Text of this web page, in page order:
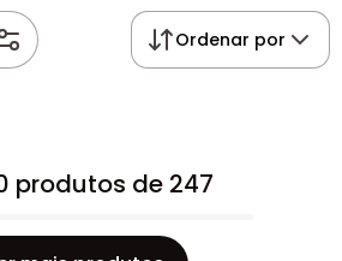
Ordenar por
produtos de 247